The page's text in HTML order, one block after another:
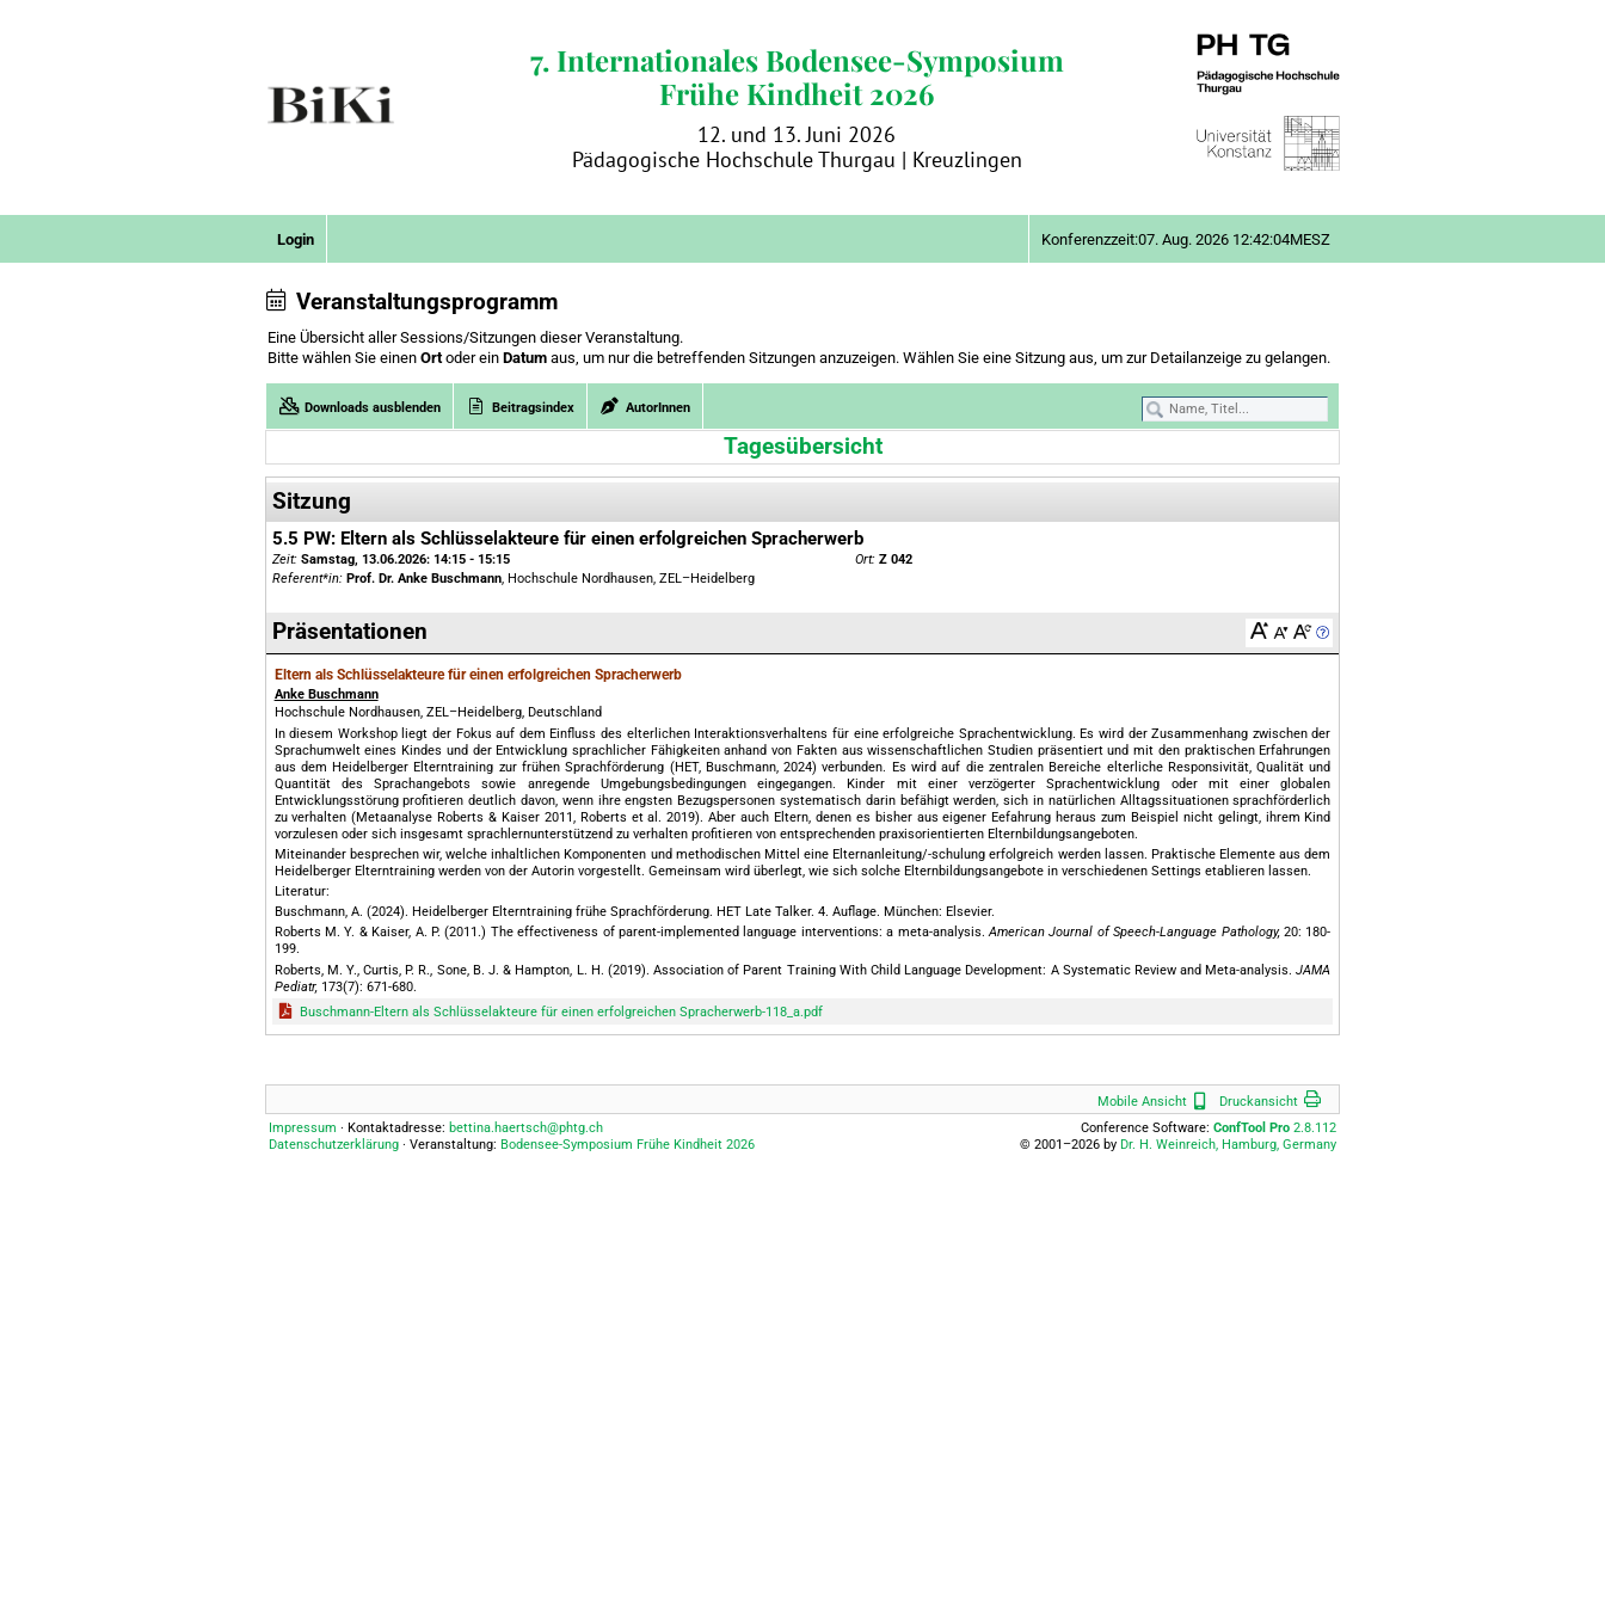
7. Internationales Bodensee-Symposium
Frühe Kindheit 2026
12. und 13. Juni 2026
Pädagogische Hochschule Thurgau | Kreuzlingen
Login Konferenzzeit:07. Aug. 2026 12:42:04MESZ
Veranstaltungsprogramm
Eine Übersicht aller Sessions/Sitzungen dieser Veranstaltung.
Bitte wählen Sie einen Ortoder ein Datumaus, um nur die betreffenden Sitzungen anzuzeigen. Wählen Sie eine Sitzung aus, um zur Detailanzeige zu gelangen.
Downloads ausblenden Beitragsindex AutorInnen
Tagesübersicht
Sitzung
5.5 PW: Eltern als Schlüsselakteure für einen erfolgreichen Spracherwerb
Zeit: Samstag, 13.06.2026: 14:15 - 15:15
Referent*in: Prof. Dr. Anke Buschmann, Hochschule Nordhausen, ZEL–Heidelberg
Ort: Z 042
Präsentationen
Eltern als Schlüsselakteure für einen erfolgreichen Spracherwerb
Anke Buschmann
Hochschule Nordhausen, ZEL–Heidelberg, Deutschland
In diesem Workshop liegt der Fokus auf dem Einfluss des elterlichen Interaktionsverhaltens für eine erfolgreiche Sprachentwicklung. Es wird der Zusammenhang zwischen der
Sprachumwelt eines Kindes und der Entwicklung sprachlicher Fähigkeiten anhand von Fakten aus wissenschaftlichen Studien präsentiert und mit den praktischen Erfahrungen
aus dem Heidelberger Elterntraining zur frühen Sprachförderung (HET, Buschmann, 2024) verbunden. Es wird auf die zentralen Bereiche elterliche Responsivität, Qualität und
Quantität des Sprachangebots sowie anregende Umgebungsbedingungen eingegangen. Kinder mit einer verzögerter Sprachentwicklung oder mit einer globalen
Entwicklungsstörung profitieren deutlich davon, wenn ihre engsten Bezugspersonen systematisch darin befähigt werden, sich in natürlichen Alltagssituationen sprachförderlich
zu verhalten (Metaanalyse Roberts & Kaiser 2011, Roberts et al. 2019). Aber auch Eltern, denen es bisher aus eigener Eefahrung heraus zum Beispiel nicht gelingt, ihrem Kind
vorzulesen oder sich insgesamt sprachlernunterstützend zu verhalten profitieren von entsprechenden praxisorientierten Elternbildungsangeboten.
Miteinander besprechen wir, welche inhaltlichen Komponenten und methodischen Mittel eine Elternanleitung/-schulung erfolgreich werden lassen. Praktische Elemente aus dem
Heidelberger Elterntraining werden von der Autorin vorgestellt. Gemeinsam wird überlegt, wie sich solche Elternbildungsangebote in verschiedenen Settings etablieren lassen.
Literatur:
Buschmann, A. (2024). Heidelberger Elterntraining frühe Sprachförderung. HET Late Talker. 4. Auflage. München: Elsevier.
Roberts M. Y. & Kaiser, A. P. (2011.) The effectiveness of parent-implemented language interventions: a meta-analysis.American Journal of Speech-Language Pathology,20: 180-
199.
Roberts, M. Y., Curtis, P. R., Sone, B. J. & Hampton, L. H. (2019). Association of Parent Training With Child Language Development: A Systematic Review and Meta-analysis.JAMA
Pediatr, 173(7): 671-680.
<strong>pdf</strong>: Adobe Acrobat „Portable Document Format (PDF)“
Buschmann-Eltern als Schlüsselakteure für einen erfolgreichen Spracherwerb-118_a.pdf
Mobile Ansicht Mobile Ansicht
Druckansicht
Impressum · Kontaktadresse: bettina.haertsch@phtg.ch
Datenschutzerklärung · Veranstaltung: Bodensee-Symposium Frühe Kindheit 2026
Conference Software: ConfTool Pro 2.8.112
© 2001–2026 by Dr. H. Weinreich, Hamburg, Germany